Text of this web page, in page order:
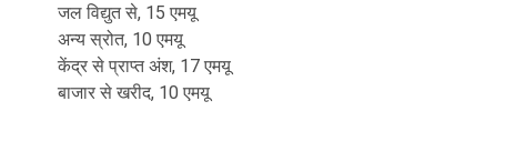
जल विद्युत से, 15 एमयू
अन्य स्रोत, 10 एमयू
केंद्र से प्राप्त अंश, 17 एमयू
बाजार से खरीद, 10 एमयू